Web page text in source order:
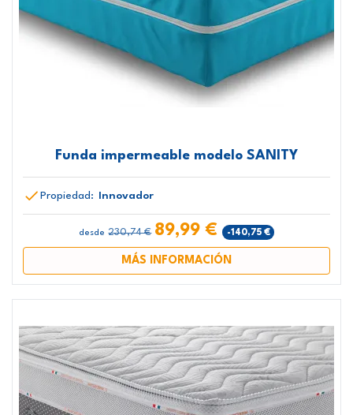
Funda impermeable modelo SANITY
Propiedad: Innovador
desde 230,74 € 89,99 € -140,75 €
MÁS INFORMACIÓN